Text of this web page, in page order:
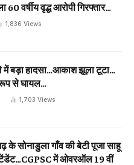
वर्षीय वृद्ध आरोपी गिरफ्तार…
1,836 Views
में बड़ा हादसा…आकाश झूला टूटा…
रूप से घायल…
1,703 Views
के सोनाडुला गाँव की बेटी पूजा साहू
में ओवरऑल 19 वीं